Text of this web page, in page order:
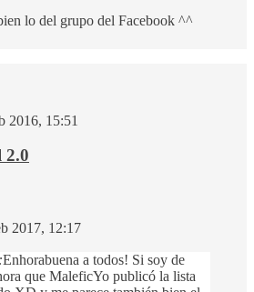
lo del grupo del Facebook ^^
2016, 15:51
2.0
2017, 12:17
Enhorabuena a todos! Si soy de
que MaleficYo publicó la lista